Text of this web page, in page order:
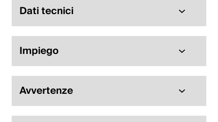
Dati tecnici
Impiego
Avvertenze